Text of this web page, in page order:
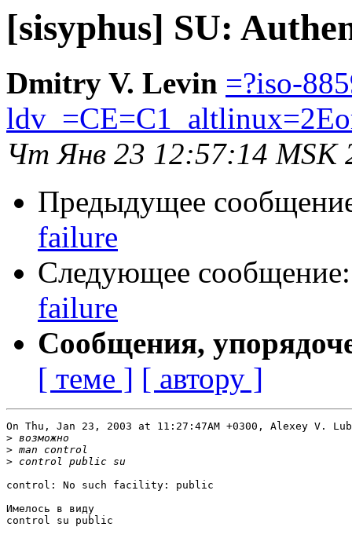
[sisyphus] SU:
Dmitry V. Levin =?iso-
Чт Янв 23 12:57:14 MSK
Предыдущее
failure
Следующее
failure
Сообщения,
[ теме ] [ автору ]
On Thu, Jan 23, 2003 at 11:27:47AM +0300, Alexey V.
>
>
>
control: No such facility: public
Имелось в виду
control su public